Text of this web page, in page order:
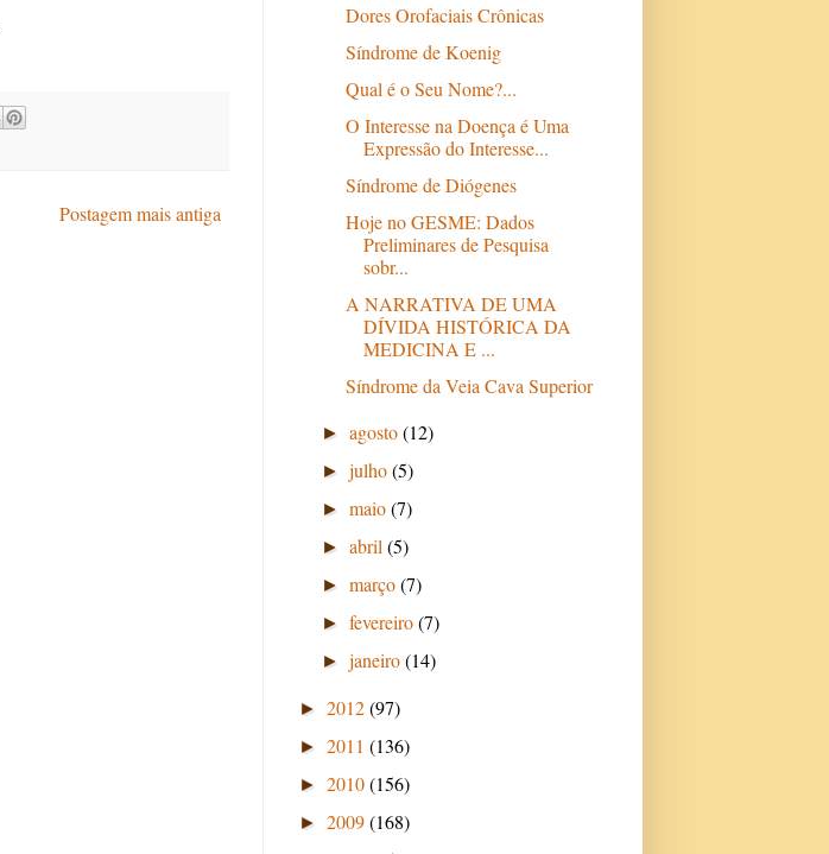
Postagem mais antiga
Dores Orofaciais Crônicas
Síndrome de Koenig
Qual é o Seu Nome?...
O Interesse na Doença é Uma
Expressão do Interesse...
Síndrome de Diógenes
Hoje no GESME: Dados
Preliminares de Pesquisa
sobr...
A NARRATIVA DE UMA
DÍVIDA HISTÓRICA DA
MEDICINA E ...
Síndrome da Veia Cava Superior
►agosto(12)
►julho(5)
►maio(7)
►abril(5)
►março(7)
►fevereiro(7)
►janeiro(14)
► 2012(97)
► 2011 (136)
► 2010(156)
► 2009(168)